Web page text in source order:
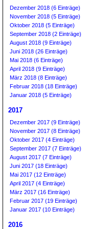
Dezember 2018 (6 Einträge)
November 2018 (5 Einträge)
Oktober 2018 (5 Einträge)
September 2018 (2 Einträge)
August 2018 (9 Einträge)
Juni 2018 (26 Einträge)
Mai 2018 (6 Einträge)
April 2018 (9 Einträge)
März 2018 (8 Einträge)
Februar 2018 (18 Einträge)
Januar 2018 (5 Einträge)
2017
Dezember 2017 (9 Einträge)
November 2017 (8 Einträge)
Oktober 2017 (4 Einträge)
September 2017 (7 Einträge)
August 2017 (7 Einträge)
Juni 2017 (18 Einträge)
Mai 2017 (12 Einträge)
April 2017 (4 Einträge)
März 2017 (16 Einträge)
Februar 2017 (19 Einträge)
Januar 2017 (10 Einträge)
2016